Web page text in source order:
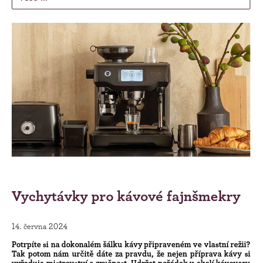
Vychytávky pro kávové fajnšmekry
14. června 2024
Potrpíte si na dokonalém šálku kávy připraveném ve vlastní režii?
Tak potom nám určitě dáte za pravdu, že nejen příprava kávy si